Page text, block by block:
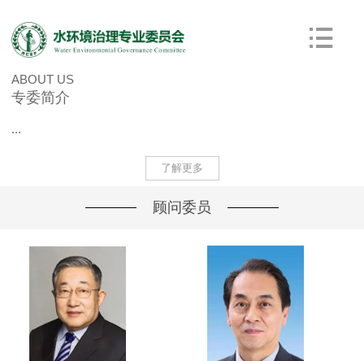
ABOUT US
专委简介
...
了解更多
顾问委员